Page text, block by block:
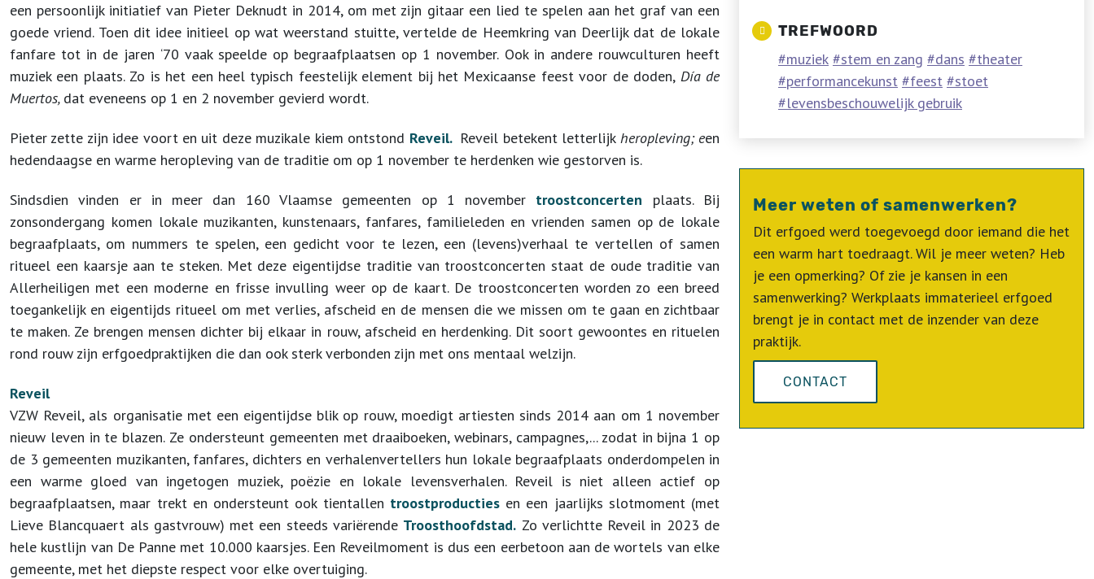
een persoonlijk initiatief van Pieter Deknudt in 2014, om met zijn gitaar een lied te spelen aan het graf van een
goede vriend. Toen dit idee initieel op wat weerstand stuitte, vertelde de Heemkring van Deerlijk dat de lokale
fanfare tot in de jaren ‘70 vaak speelde op begraafplaatsen op 1 november. Ook in andere rouwculturen heeft
muziek een plaats. Zo is het een heel typisch feestelijk element bij het Mexicaanse feest voor de doden, Día de
Muertos, dat eveneens op 1 en 2 november gevierd wordt.
Pieter zette zijn idee voort en uit deze muzikale kiem ontstond Reveil. Reveil betekent letterlijk heropleving; een
hedendaagse en warme heropleving van de traditie om op 1 november te herdenken wie gestorven is.
Sindsdien vinden er in meer dan 160 Vlaamse gemeenten op 1 november troostconcerten plaats. Bij
zonsondergang komen lokale muzikanten, kunstenaars, fanfares, familieleden en vrienden samen op de lokale
begraafplaats, om nummers te spelen, een gedicht voor te lezen, een (levens)verhaal te vertellen of samen
ritueel een kaarsje aan te steken. Met deze eigentijdse traditie van troostconcerten staat de oude traditie van
Allerheiligen met een moderne en frisse invulling weer op de kaart. De troostconcerten worden zo een breed
toegankelijk en eigentijds ritueel om met verlies, afscheid en de mensen die we missen om te gaan en zichtbaar
te maken. Ze brengen mensen dichter bij elkaar in rouw, afscheid en herdenking. Dit soort gewoontes en rituelen
rond rouw zijn erfgoedpraktijken die dan ook sterk verbonden zijn met ons mentaal welzijn.
Reveil
VZW Reveil, als organisatie met een eigentijdse blik op rouw, moedigt artiesten sinds 2014 aan om 1 november
nieuw leven in te blazen. Ze ondersteunt gemeenten met draaiboeken, webinars, campagnes,... zodat in bijna 1 op
de 3 gemeenten muzikanten, fanfares, dichters en verhalenvertellers hun lokale begraafplaats onderdompelen in
een warme gloed van ingetogen muziek, poëzie en lokale levensverhalen. Reveil is niet alleen actief op
begraafplaatsen, maar trekt en ondersteunt ook tientallen troostproductiesen een jaarlijks slotmoment (met
Lieve Blancquaert als gastvrouw) met een steeds variërende Troosthoofdstad. Zo verlichtte Reveil in 2023 de
hele kustlijn van De Panne met 10.000 kaarsjes. Een Reveilmoment is dus een eerbetoon aan de wortels van elke
gemeente, met het diepste respect voor elke overtuiging.
TREFWOORD
muziek stem en zang dans
theater
performancekunst
feest
stoet
levensbeschouwelijk gebruik
Meer weten of samenwerken?
Dit erfgoed werd toegevoegd door iemand die het
een warm hart toedraagt. Wil je meer weten? Heb
je een opmerking? Of zie je kansen in een
samenwerking? Werkplaats immaterieel erfgoed
brengt je in contact met de inzender van deze
praktijk.
CONTACT